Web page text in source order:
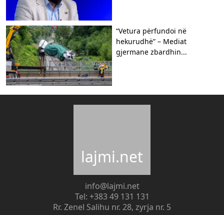
“Vetura përfundoi në
hekurudhë” – Mediat
gjermane zbardhin...
lajmi.net
info@lajmi.net
Tel: +383 49 131 131
Rr. Zenel Salihu nr. 28, zyrja nr. 5